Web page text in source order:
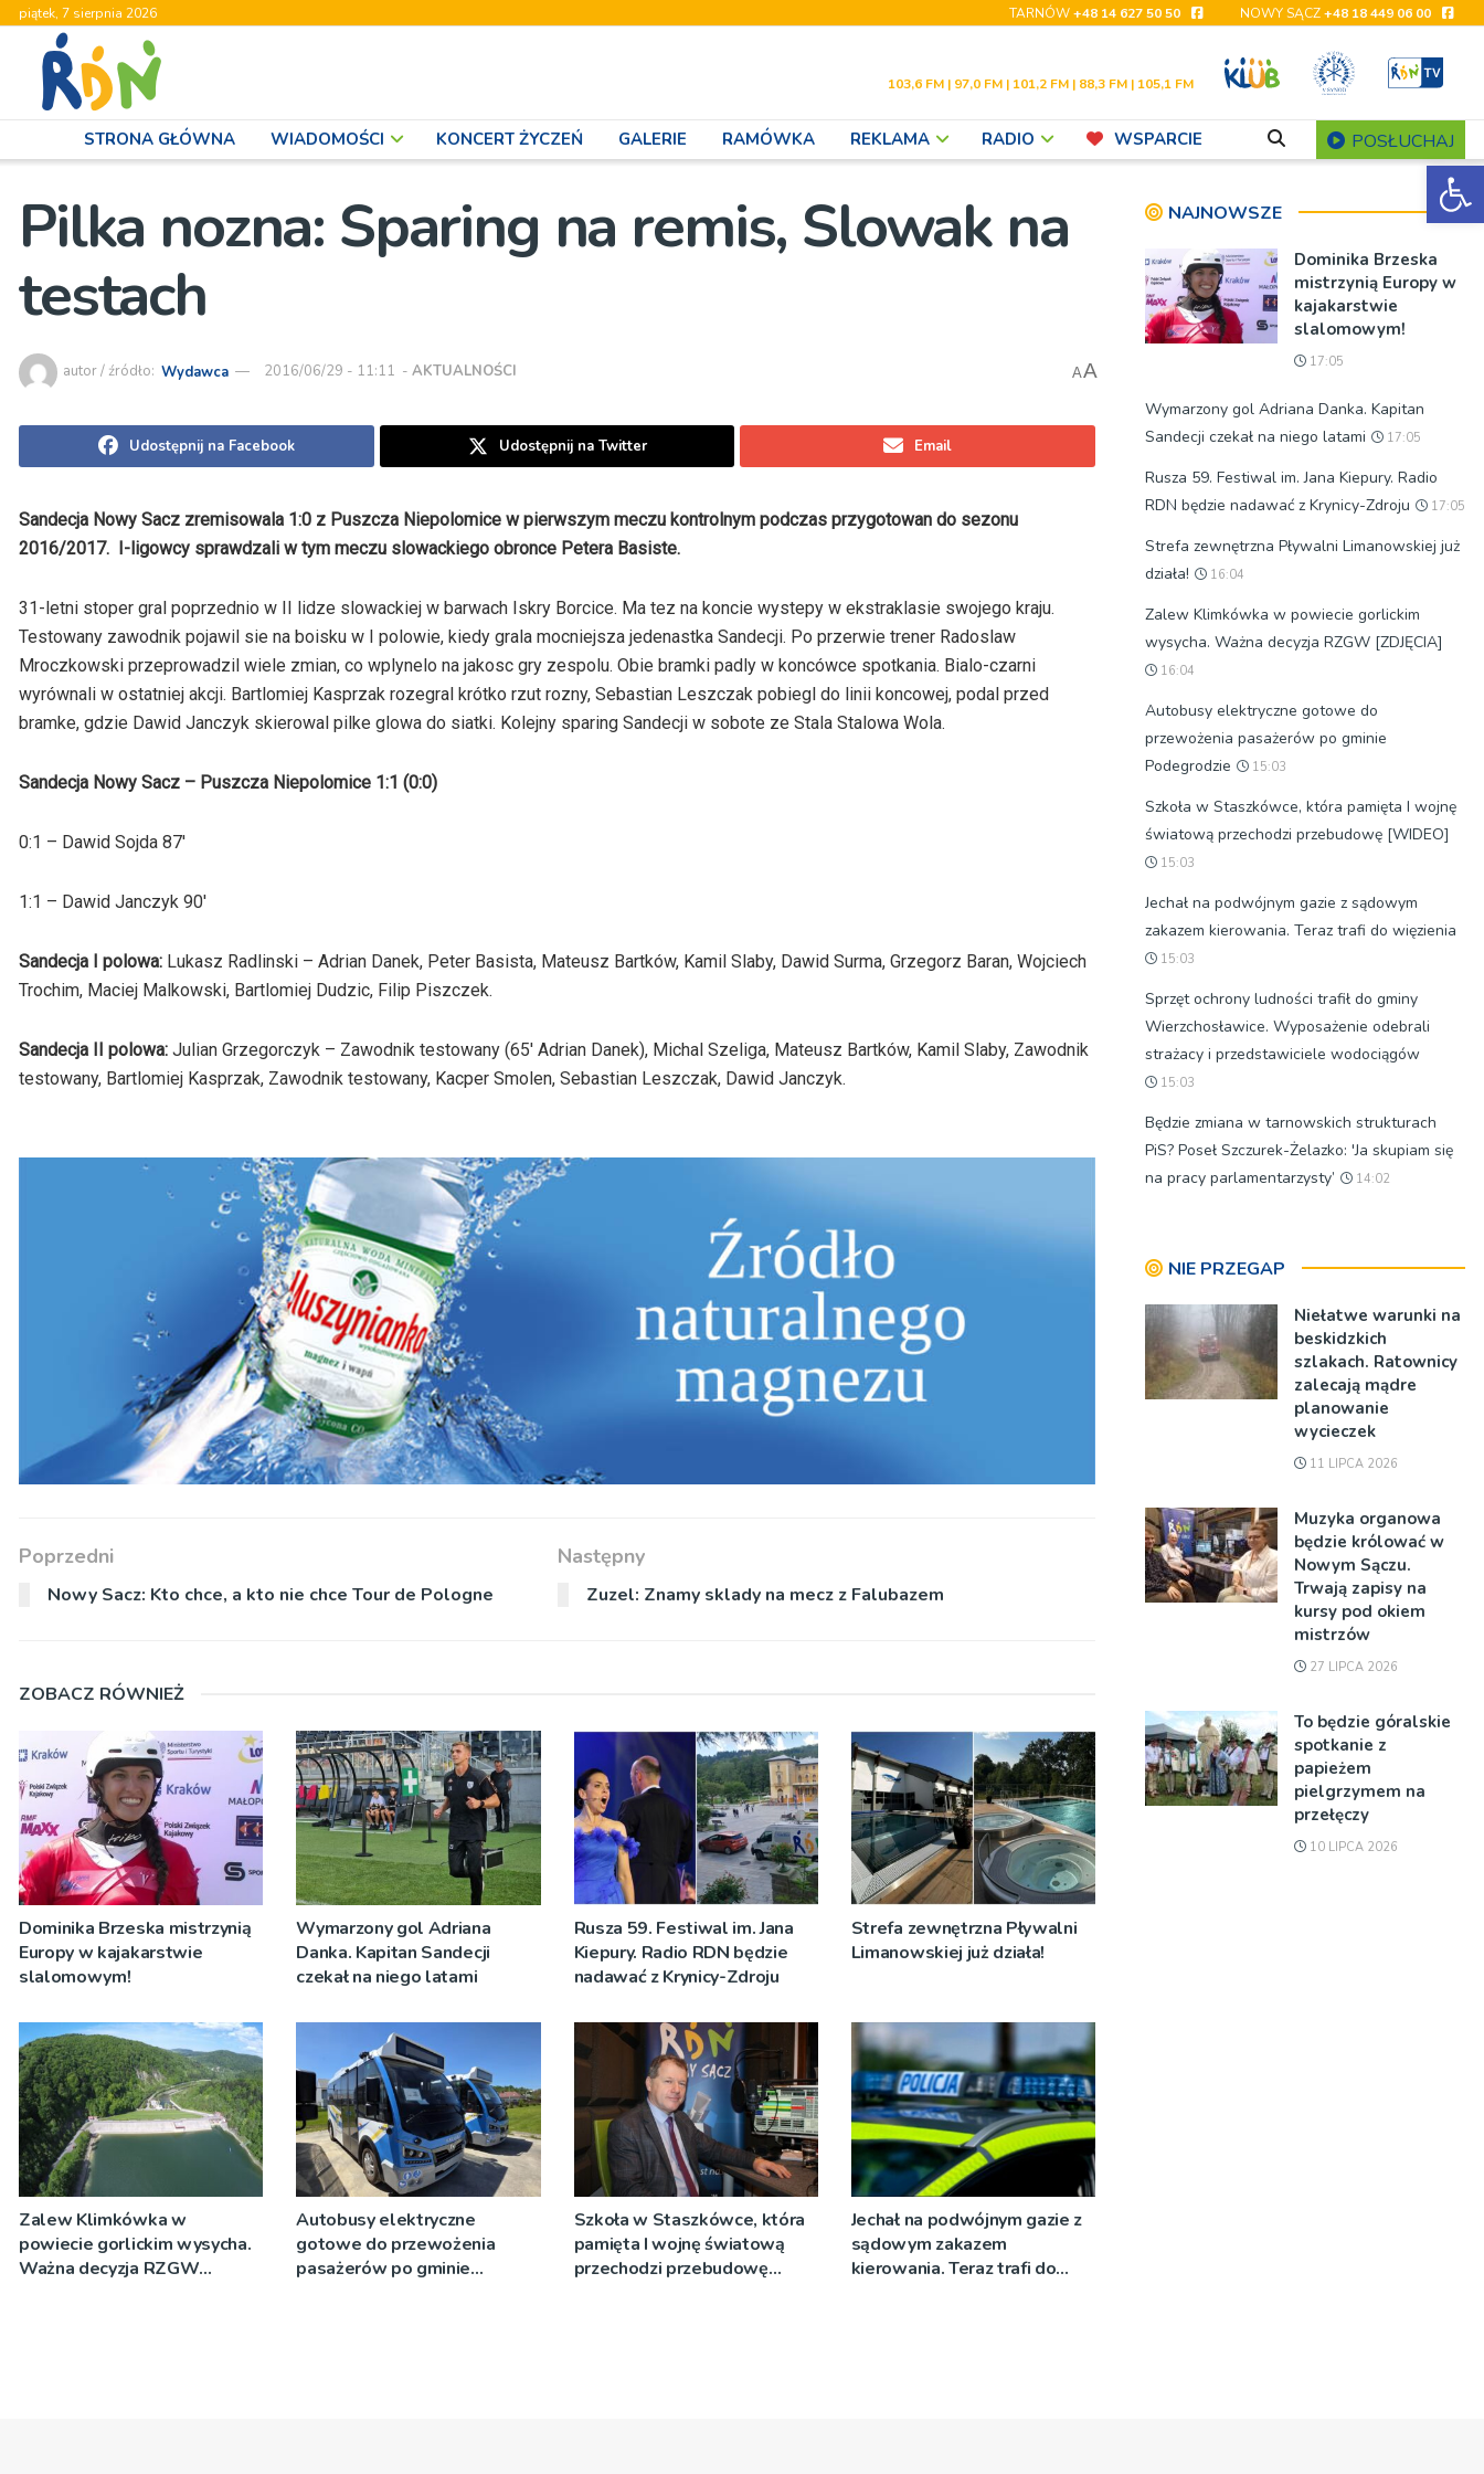
piątek, 7 sierpnia 2026 TARNÓW+48 14 627 50 50 NOWY SĄCZ+48 18 449 06 00
103,6 FM | 97,0 FM | 101,2 FM | 88,3 FM | 105,1 FM
STRONA GŁÓWNA WIADOMOŚCI KONCERT ŻYCZEŃ GALERIE RAMÓWKA REKLAMA RADIO WSPARCIE POSŁUCHAJ
Pilka nozna: Sparing na remis, Slowak na
testach
autor / źródło: Wydawca 2016/06/29 - 11:11 - AKTUALNOŚCI AA
Udostępnij na Facebook Udostępnij na Twitter Email
Sandecja Nowy Sacz zremisowala 1:0 z Puszcza Niepolomice w pierwszym meczu kontrolnym podczas przygotowan do sezonu
2016/2017. I-ligowcy sprawdzali w tym meczu slowackiego obronce Petera Basiste.
31-letni stoper gral poprzednio w II lidze slowackiej w barwach Iskry Borcice. Ma tez na koncie wystepy w ekstraklasie swojego kraju.
Testowany zawodnik pojawil sie na boisku w I polowie, kiedy grala mocniejsza jedenastka Sandecji. Po przerwie trener Radoslaw
Mroczkowski przeprowadzil wiele zmian, co wplynelo na jakosc gry zespolu. Obie bramki padly w koncówce spotkania. Bialo-czarni
wyrównali w ostatniej akcji. Bartlomiej Kasprzak rozegral krótko rzut rozny, Sebastian Leszczak pobiegl do linii koncowej, podal przed
bramke, gdzie Dawid Janczyk skierowal pilke glowa do siatki. Kolejny sparing Sandecji w sobote ze Stala Stalowa Wola.
Sandecja Nowy Sacz – Puszcza Niepolomice 1:1 (0:0)
0:1 – Dawid Sojda 87′
1:1 – Dawid Janczyk 90′
Sandecja I polowa: Lukasz Radlinski – Adrian Danek, Peter Basista, Mateusz Bartków, Kamil Slaby, Dawid Surma, Grzegorz Baran, Wojciech
Trochim, Maciej Malkowski, Bartlomiej Dudzic, Filip Piszczek.
Sandecja II polowa: Julian Grzegorczyk – Zawodnik testowany (65′ Adrian Danek), Michal Szeliga, Mateusz Bartków, Kamil Slaby, Zawodnik
testowany, Bartlomiej Kasprzak, Zawodnik testowany, Kacper Smolen, Sebastian Leszczak, Dawid Janczyk.
Poprzedni
Nowy Sacz: Kto chce, a kto nie chce Tour de Pologne
Następny
Zuzel: Znamy sklady na mecz z Falubazem
ZOBACZ RÓWNIEŻ
Dominika Brzeska mistrzynią
Europy w kajakarstwie
slalomowym!
Wymarzony gol Adriana
Danka. Kapitan Sandecji
czekał na niego latami
Rusza 59. Festiwal im. Jana
Kiepury. Radio RDN będzie
nadawać z Krynicy-Zdroju
Strefa zewnętrzna Pływalni
Limanowskiej już działa!
Zalew Klimkówka w
powiecie gorlickim wysycha.
Ważna decyzja RZGW
Autobusy elektryczne
gotowe do przewożenia
pasażerów po gminie
Szkoła w Staszkówce, która
pamięta I wojnę światową
przechodzi przebudowę
Jechał na podwójnym gazie z
sądowym zakazem
kierowania. Teraz trafi do
NAJNOWSZE
Dominika Brzeska
mistrzynią Europy w
kajakarstwie
slalomowym!
17:05
Wymarzony gol Adriana Danka. Kapitan
Sandecji czekał na niego latami
17:05
Rusza 59. Festiwal im. Jana Kiepury. Radio
RDN będzie nadawać z Krynicy-Zdroju
17:05
Strefa zewnętrzna Pływalni Limanowskiej już
działa!
16:04
Zalew Klimkówka w powiecie gorlickim
wysycha. Ważna decyzja RZGW [ZDJĘCIA]
16:04
Autobusy elektryczne gotowe do
przewożenia pasażerów po gminie
Podegrodzie
15:03
Szkoła w Staszkówce, która pamięta I wojnę
światową przechodzi przebudowę [WIDEO]
15:03
Jechał na podwójnym gazie z sądowym
zakazem kierowania. Teraz trafi do więzienia
15:03
Sprzęt ochrony ludności trafił do gminy
Wierzchosławice. Wyposażenie odebrali
strażacy i przedstawiciele wodociągów
15:03
Będzie zmiana w tarnowskich strukturach
PiS? Poseł Szczurek-Żelazko: 'Ja skupiam się
na pracy parlamentarzysty’
14:02
NIE PRZEGAP
Niełatwe warunki na
beskidzkich
szlakach. Ratownicy
zalecają mądre
planowanie
wycieczek
11 LIPCA 2026
Muzyka organowa
będzie królować w
Nowym Sączu.
Trwają zapisy na
kursy pod okiem
mistrzów
27 LIPCA 2026
To będzie góralskie
spotkanie z
papieżem
pielgrzymem na
przełęczy
10 LIPCA 2026